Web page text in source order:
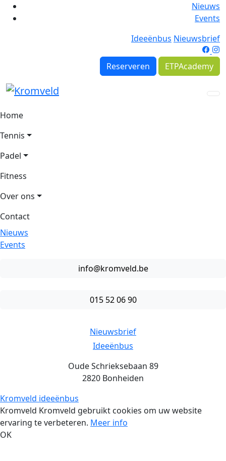
Nieuws
Events
Ideeënbus Nieuwsbrief
Reserveren ETPAcademy
Home
Tennis
Padel
Fitness
Over ons
Contact
Nieuws
Events
info@kromveld.be
015 52 06 90
Nieuwsbrief
Ideeënbus
Oude Schrieksebaan 89
2820 Bonheiden
Kromveld ideeënbus
Kromveld Kromveld gebruikt cookies om uw website
ervaring te verbeteren. Meer info
OK